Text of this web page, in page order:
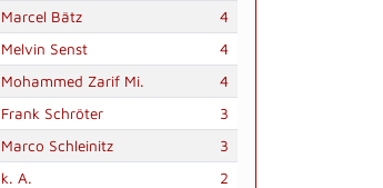
Marcel Bätz
4
Melvin Senst
4
Mohammed Zarif Mi.
4
Frank Schröter
3
Marco Schleinitz
3
k. A.
2